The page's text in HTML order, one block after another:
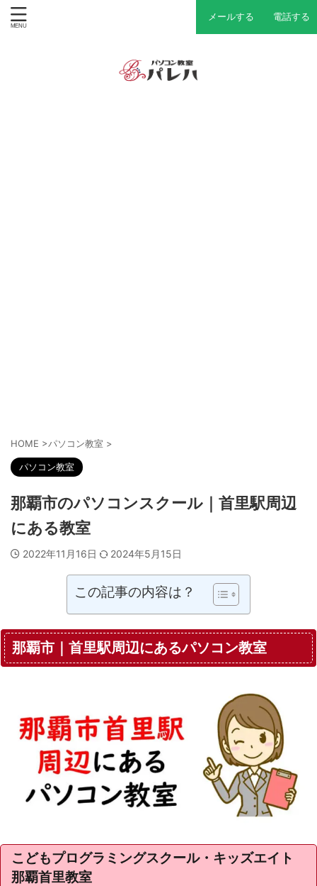
メールする 電話する
HOME >パソコン教室 >
パソコン教室
那覇市のパソコンスクール｜首里駅周辺
にある教室
2022年11月16日 2024年5月15日
この記事の内容は？
那覇市｜首里駅周辺にあるパソコン教室
こどもプログラミングスクール・キッズエイト
那覇首里教室